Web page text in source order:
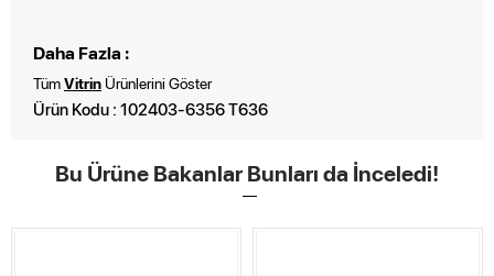
Daha Fazla :
TümVitrin Ürünlerini Göster
Ürün Kodu : 102403-6356 T636
Bu Ürüne Bakanlar Bunları da İnceledi!